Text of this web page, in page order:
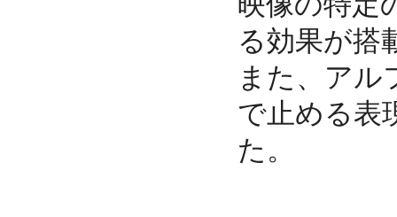
る効果が搭
また、アル
で止める表
た。